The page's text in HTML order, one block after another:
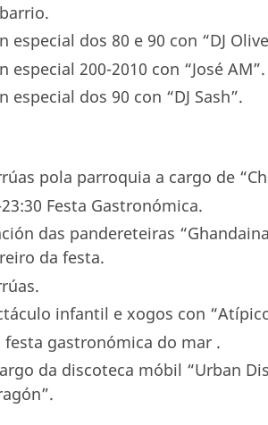
especial dos 80 e 90 con “DJ
especial 200-2010 con “José AM”.
especial dos 90 con “DJ Sash”.
pola parroquia a cargo de
Festa Gastronómica.
das pandereteiras
da festa.
infantil e xogos con
festa gastronómica do mar .
da discoteca móbil “Urban